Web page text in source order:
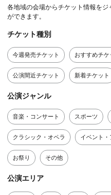
各地域の会場からチケット情報を
ができます。
チケット種別
今週発売チケット おすすめチケ
公演間近チケット 新着チケット
公演ジャンル
音楽・コンサート スポーツ
クラシック・オペラ イベント・
お祭り その他
公演エリア